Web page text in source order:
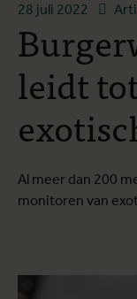
28 juli 2022
leidt
Al meer dan 200
monitoren van